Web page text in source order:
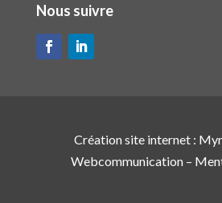
Nous suivre
Création site internet :
Webcommunication –